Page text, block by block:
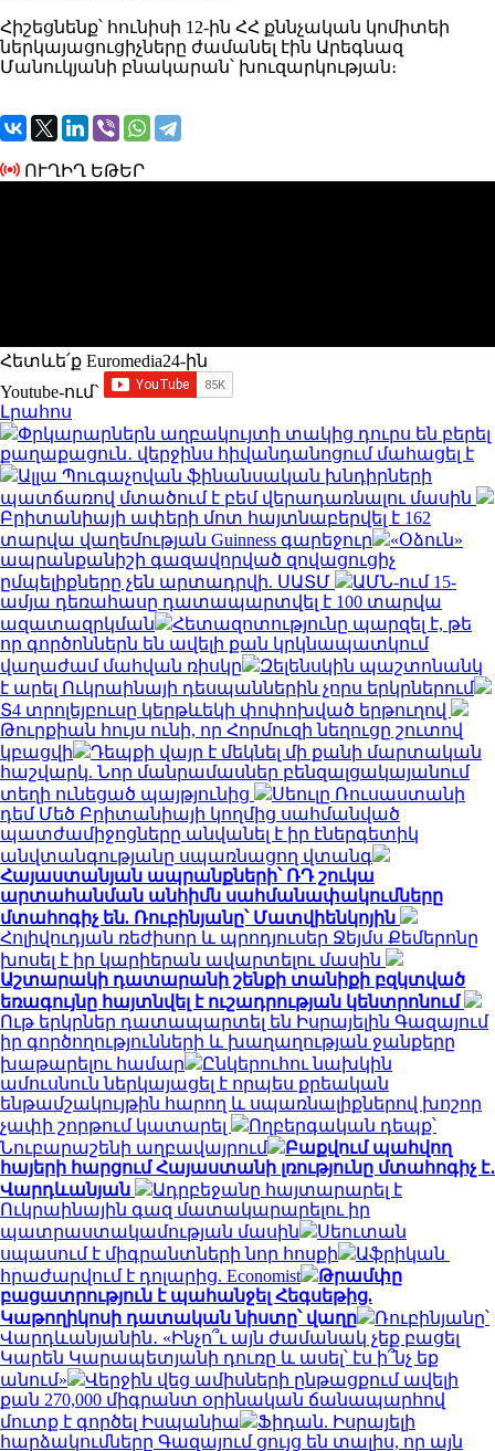
Հիշեցնենք՝ հունիսի 12-ին ՀՀ քննչական կոմիտեի
ներկայացուցիչները ժամանել էին Արեգնազ
Մանուկյանի բնակարան՝ խուզարկության։
ՈՒՂԻՂ ԵԹԵՐ
Հետևե՛ք Euromedia24-ին
Youtube-ում`
Լրահոս
Փրկարարներն աղբակույտի տակից դուրս են բերել
քաղաքացուն․ վերջինս հիվանդանոցում մահացել է
Ալլա Պուգաչովան ֆինանսական խնդիրների
պատճառով մտածում է բեմ վերադառնալու մասին
Բրիտանիայի ափերի մոտ հայտնաբերվել է 162
տարվա վաղեմության Guinness գարեջուր
«Օձուն»
ապրանքանիշի գազավորված զովացուցիչ
ըմպելիքները չեն արտադրվի. ՍԱՏՄ
ԱՄՆ-ում 15-
ամյա դեռահասը դատապարտվել է 100 տարվա
ազատազրկման
Հետազոտությունը պարզել է, թե
որ գործոններն են ավելի քան կրկնապատկում
վաղաժամ մահվան ռիսկը
Զելենսկին պաշտոնանկ
է արել Ուկրաինայի դեսպաններին չորս երկրներում
Տ4 տրոլեյբուսը կերթևեկի փոփոխված երթուղով
Թուրքիան հույս ունի, որ Հորմուզի նեղուցը շուտով
կբացվի
Դեպքի վայր է մեկնել մի քանի մարտական
հաշվարկ. Նոր մանրամասներ բենզալցակայանում
տեղի ունեցած պայթյունից
Սեուլը Ռուսաստանի
դեմ Մեծ Բրիտանիայի կողմից սահմանված
պատժամիջոցները անվանել է իր էներգետիկ
անվտանգությանը սպառնացող վտանգ
Հայաստանյան ապրանքների՝ ՌԴ շուկա
արտահանման անհիմն սահմանափակումները
մտահոգիչ են. Ռուբինյանը՝ Մատվիենկոյին
Հոլիվուդյան ռեժիսոր և պրոդյուսեր Ջեյմս Քեմերոնը
խոսել է իր կարիերան ավարտելու մասին
Աշտարակի դատարանի շենքի տանիքի բզկտված
եռագույնը հայտնվել է ուշադրության կենտրոնում
Ութ երկրներ դատապարտել են Իսրայելին Գազայում
իր գործողությունների և խաղաղության ջանքերը
խաթարելու համար
Ընկերուհու նախկին
ամուսնուն ներկայացել է որպես քրեական
ենթամշակույթին հարող և սպառնալիքներով խոշոր
չափի շորթում կատարել
Ողբերգական դեպք՝
Նուբարաշենի աղբավայրում
Բաքվում պահվող
հայերի հարցում Հայաստանի լռությունը մտահոգիչ է․
Վարդևանյան
Ադրբեջանը հայտարարել է
Ուկրաինային գազ մատակարարելու իր
պատրաստակամության մասին
Սեուտան
սպասում է միգրանտների նոր հոսքի
Աֆրիկան ​​
հրաժարվում է դոլարից. Economist
Թրամփը
բացատրություն է պահանջել Հեգսեթից.
Կաթողիկոսի դատական նիստը՝ վաղը
Ռուբինյանը՝
Վարդևանյանին․ «Ինչո՞ւ այն ժամանակ չեք բացել
Կարեն Կարապետյանի դուռը և ասել՝ էս ի՞նչ եք
անում»
Վերջին վեց ամիսների ընթացքում ավելի
քան 270,000 միգրանտ օրինական ճանապարհով
մուտք է գործել Իսպանիա
Ֆիդան. Իսրայելի
հարձակումները Գազայում ցույց են տալիս, որ այն